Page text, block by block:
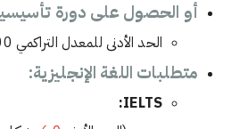
أو الحصول على دورة
الحد الأدنى للمعدل التراكمي 2.00
متطلبات اللغة الإنجليزية:
IELTS: